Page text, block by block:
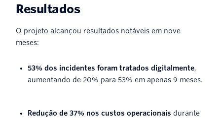
Resultados
O projeto alcançou resultados notáveis em nove
meses:
53% dos incidentes foram tratados digitalmente,
aumentando de 20% para 53% em apenas 9 meses.
Redução de 37% nos custos operacionais durante